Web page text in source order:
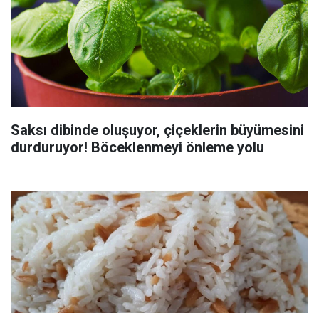
Saksı dibinde oluşuyor, çiçeklerin büyümesini
durduruyor! Böceklenmeyi önleme yolu